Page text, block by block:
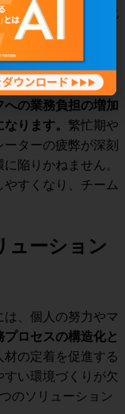
、経営効率が悪化
の業務負担の増加
ります。 繁忙期や
ターの疲弊が深刻
陥りかねません。
すくなり、チーム
ューション
、個人の努力やマ
プロセスの構造化と
材の定着を促進する
い環境づくりが欠
のソリューション